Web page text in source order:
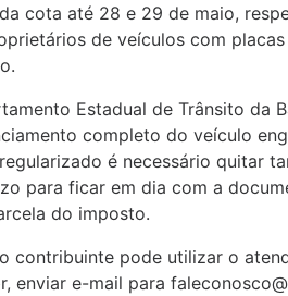
cota até 28 e 29 de maio,
de veículos com
Estadual de Trânsito da
completo do veículo
é necessário quitar
para ficar em dia com a
do imposto.
contribuinte pode utilizar o
enviar e-mail para